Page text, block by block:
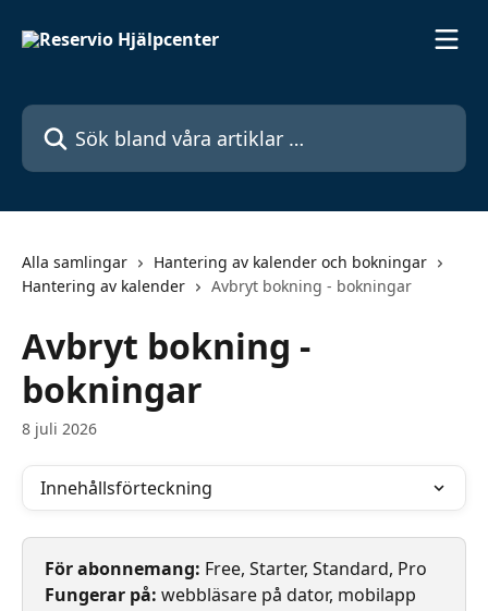
Sök bland våra artiklar …
Alla samlingar
Hantering av kalender och bokningar
Hantering av kalender
Avbryt bokning - bokningar
Avbryt bokning -
bokningar
8 juli 2026
Innehållsförteckning
För abonnemang: Free, Starter, Standard, Pro
Fungerar på: webbläsare på dator, mobilapp